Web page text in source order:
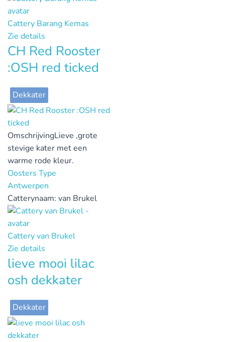
Cattery Barang Kemas
Zie details
CH Red Rooster
:OSH red ticked
Dekkater
OmschrijvingLieve ,grote
stevige kater met een
warme rode kleur.
Oosters Type
Antwerpen
Catterynaam: van Brukel
Cattery van Brukel
Zie details
lieve mooi lilac
osh dekkater
Dekkater